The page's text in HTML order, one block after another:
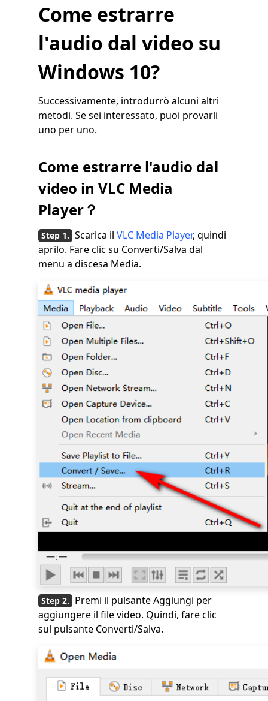
Come estrarre
l'audio dal video su
Windows 10?
Successivamente, introdurrò alcuni altri
metodi. Se sei interessato, puoi provarli
uno per uno.
Come estrarre l'audio dal
video in VLC Media
Player？
Scarica il VLC Media Player, quindi
aprilo. Fare clic su Converti/Salva dal
menu a discesa Media.
Premi il pulsante Aggiungi per
aggiungere il file video. Quindi, fare clic
sul pulsante Converti/Salva.